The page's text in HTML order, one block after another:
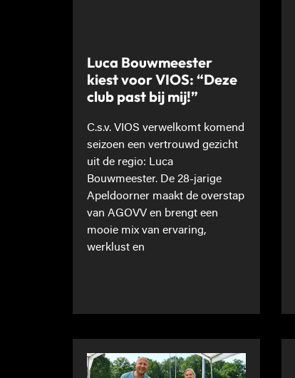
Luca Bouwmeester
kiest voor VIOS: “Deze
club past bij mij!”
C.s.v. VIOS verwelkomt komend
seizoen een vertrouwd gezicht
uit de regio: Luca
Bouwmeester. De 28-jarige
Apeldoorner maakt de overstap
van AGOVV en brengt een
mooie mix van ervaring,
werklust en